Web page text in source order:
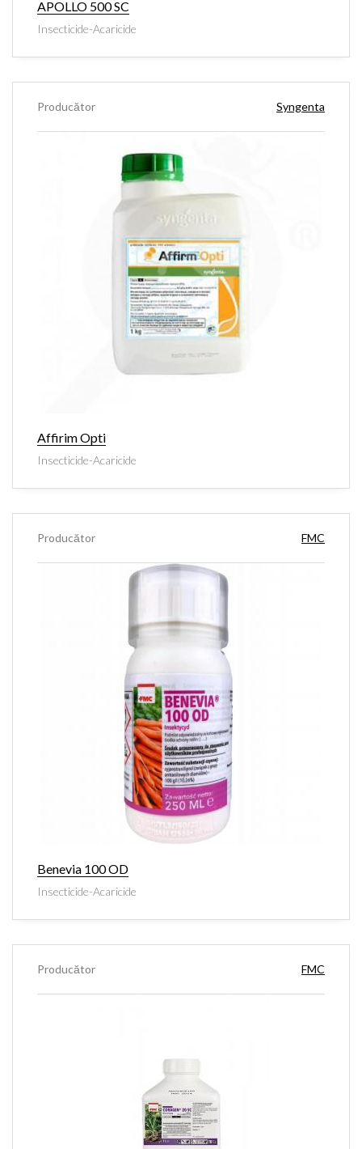
APOLLO 500 SC
Insecticide-Acaricide
Producător Syngenta
Affirim Opti
Insecticide-Acaricide
Producător FMC
Benevia 100 OD
Insecticide-Acaricide
Producător FMC